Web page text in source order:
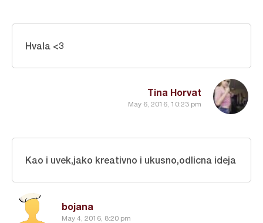
Tina Horvat
May 6, 2016, 10:23 pm
Hvala <3
bojana
May 4, 2016, 8:20 pm
Kao i uvek,jako kreativno i ukusno,odlicna ideja